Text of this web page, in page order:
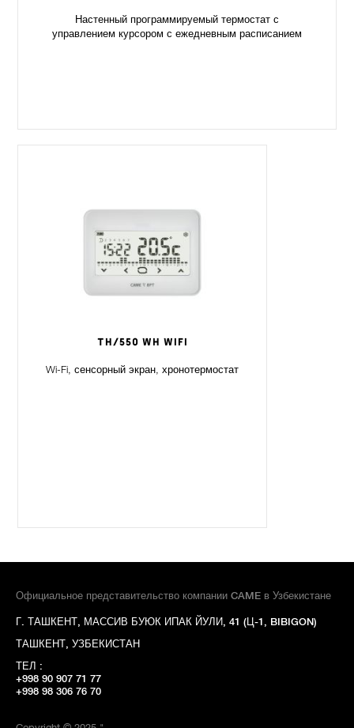
Настенный программируемый термостат с
управлением курсором с ежедневным расписанием
TH/550 WH WIFI
Wi-Fi, сенсорный экран, хронотермостат
Официальное представительство компании CAME в Узбекистане
Г. ТАШКЕНТ, МАССИВ БУЮК ИПАК ЙУЛИ, 41 (Ц-1, BIBIGON)
ТАШКЕНТ, УЗБЕКИСТАН
ТЕЛ :
+998 90 907 71 77
+998 98 306 76 70